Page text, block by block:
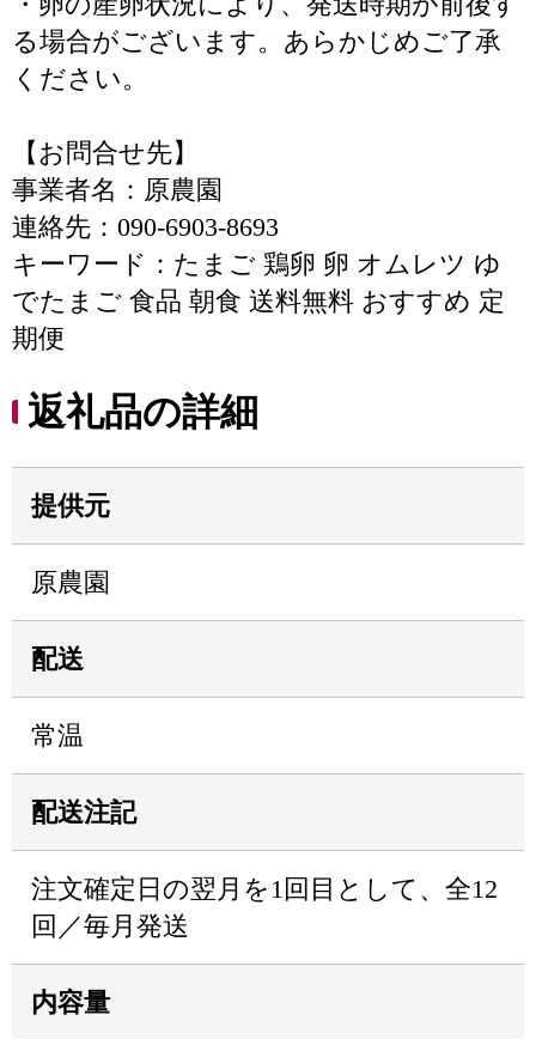
る場合がございます。あらかじめご了承
ください。
【お問合せ先】
事業者名：原農園
連絡先：090-6903-8693
キーワード：たまご 鶏卵 卵 オムレツ ゆ
でたまご 食品 朝食 送料無料 おすすめ 定
期便
返礼品の詳細
提供元
原農園
配送
常温
配送注記
注文確定日の翌月を1回目として、全12
回／毎月発送
内容量